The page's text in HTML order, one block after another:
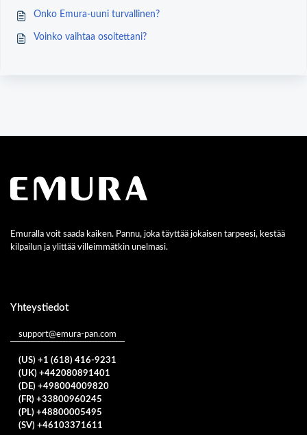
Onko Emura-uuni turvallinen?
Voinko vaihtaa osoitettani?
Emuralla voit saada kaiken. Pannu, joka täyttää jokaisen tarpeesi, kestää
kilpailun ja ylittää villeimmätkin unelmasi.
Yhteystiedot
support@emura-pan.com
(US) +1 (618) 416-9231
(UK) +442080891401
(DE) +498004009820
(FR) +33800960245
(PL) +48800005495
(SV) +46103371611